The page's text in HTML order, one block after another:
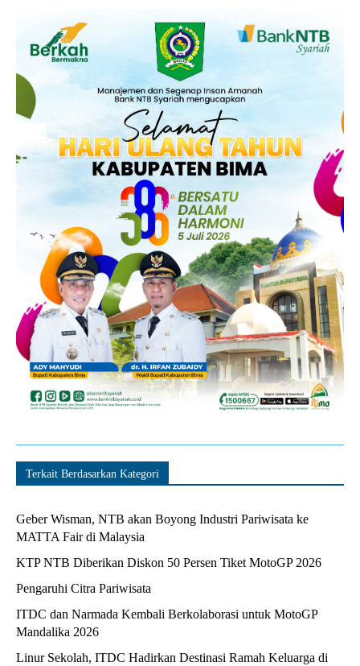
Terkait Berdasarkan Kategori
Geber Wisman, NTB akan Boyong Industri Pariwisata ke
MATTA Fair di Malaysia
KTP NTB Diberikan Diskon 50 Persen Tiket MotoGP 2026
Pengaruhi Citra Pariwisata
ITDC dan Narmada Kembali Berkolaborasi untuk MotoGP
Mandalika 2026
Linur Sekolah, ITDC Hadirkan Destinasi Ramah Keluarga di